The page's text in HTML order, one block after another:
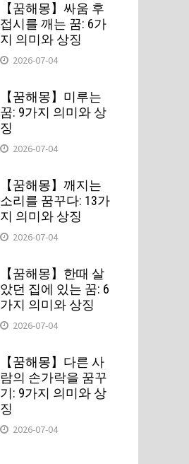
【꿈해몽】싸움 후
접시를 깨는 꿈: 6가
지 의미와 상징
2026-07-04
【꿈해몽】미루는
꿈: 9가지 의미와 상
징
2026-07-04
【꿈해몽】깨지는
소리를 꿈꾸다: 13가
지 의미와 상징
2026-07-04
【꿈해몽】한때 살
았던 집에 있는 꿈: 6
가지 의미와 상징
2026-07-04
【꿈해몽】다른 사
람의 손가락을 꿈꾸
기: 9가지 의미와 상
징
2026-07-04